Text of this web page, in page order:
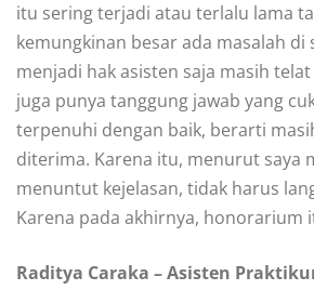
itu sering terjadi atau terlalu lama
kemungkinan besar ada masalah
menjadi hak asisten saja masih
juga punya tanggung jawab yang
terpenuhi dengan baik, berarti
diterima. Karena itu, menurut saya
menuntut kejelasan, tidak harus
Karena pada akhirnya, honorarium
Raditya Caraka – Asisten